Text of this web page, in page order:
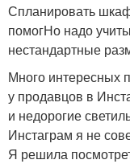
Спланировать
помогНо надо
нестандартные
Много интересных
у продавцов в
и недорогие
Инстаграм я не
Я решила